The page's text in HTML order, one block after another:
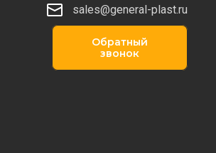
sales@general-plast.ru
Обратный
звонок